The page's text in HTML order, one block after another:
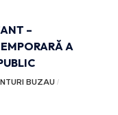
–
A
BUZAU